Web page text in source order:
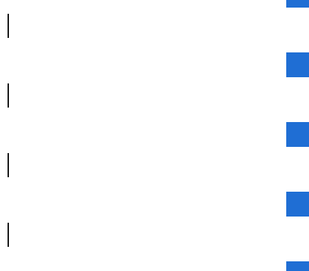
|
|
|
|